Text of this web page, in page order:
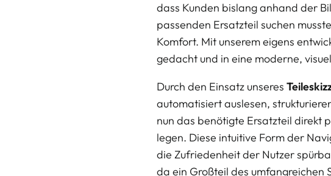
dass Kunden bislang anhand der
passenden Ersatzteil suchen
Komfort. Mit unserem eigens
gedacht und in eine moderne,
Durch den Einsatz unseres
automatisiert auslesen,
nun das benötigte Ersatzteil direkt
legen. Diese intuitive Form der
die Zufriedenheit der Nutzer
da ein Großteil des umfangreichen